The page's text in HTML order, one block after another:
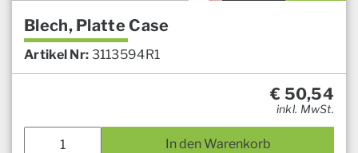
Blech, Platte Case
Artikel Nr: 3113594R1
€ 50,54
inkl. MwSt.
In den Warenkorb